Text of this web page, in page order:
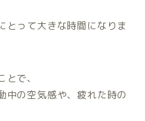
とって大きな時間になりま
で、
中の空気感や、疲れた時の